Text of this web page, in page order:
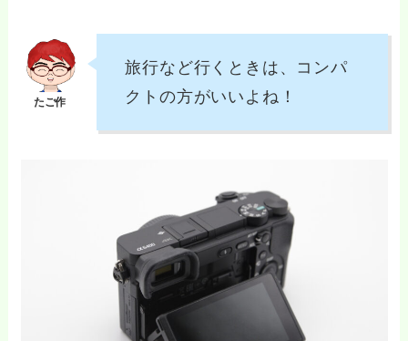
旅行など行くときは、コンパ
クトの方がいいよね！